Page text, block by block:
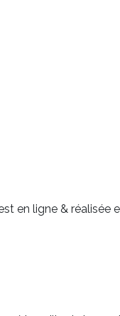
en ligne & réalisée